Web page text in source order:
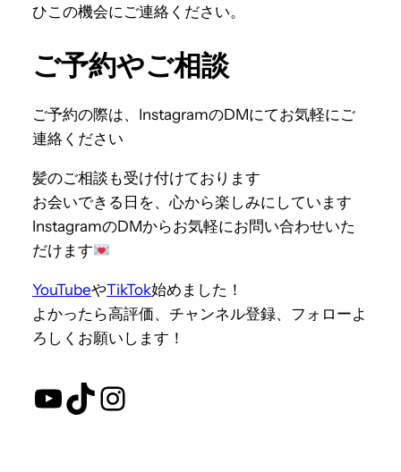
ひこの機会にご連絡ください。
ご予約やご相談
ご予約の際は、InstagramのDMにてお気軽にご
連絡ください
髪のご相談も受け付けております
お会いできる日を、心から楽しみにしています
InstagramのDMからお気軽にお問い合わせいた
だけます
YouTubeやTikTok始めました！
よかったら高評価、チャンネル登録、フォローよ
ろしくお願いします！
YouTube TikTok Instagram